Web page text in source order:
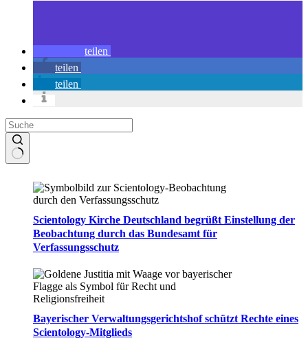
teilen
teilen
teilen
Ergebnisse
Scientology Kirche Deutschland begrüßt Einstellung der
Beobachtung durch das Bundesamt für
Verfassungsschutz
Bayerischer Verwaltungsgerichtshof schützt Rechte eines
Scientology-Mitglieds